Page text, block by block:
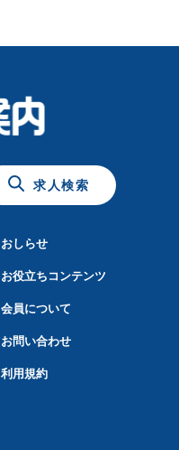
求人検索
おしらせ
お役立ちコンテンツ
会員について
お問い合わせ
利用規約